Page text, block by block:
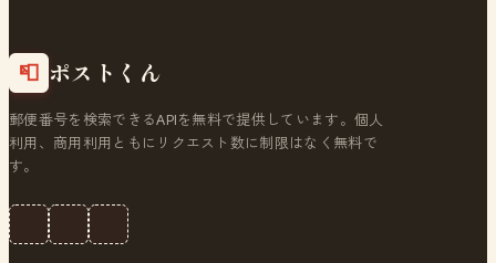
📮 ポストくん
郵便番号を検索できるAPIを無料で提供しています。個人
利用、商用利用ともにリクエスト数に制限はなく無料で
す。